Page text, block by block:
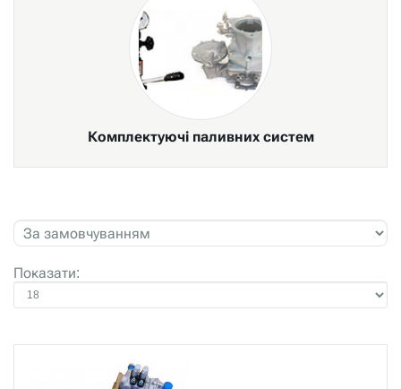
Комплектуючі паливних систем
Показати: